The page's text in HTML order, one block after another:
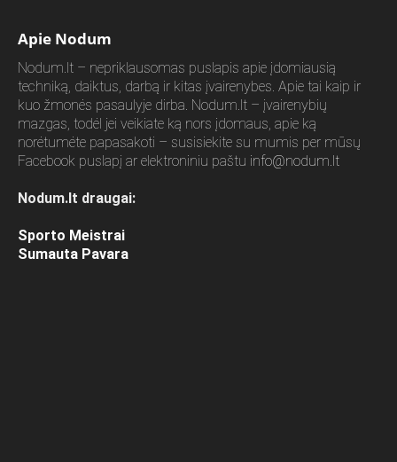
Apie Nodum
Nodum.lt – nepriklausomas puslapis apie įdomiausią
techniką, daiktus, darbą ir kitas įvairenybes. Apie tai kaip ir
kuo žmonės pasaulyje dirba. Nodum.lt – įvairenybių
mazgas, todėl jei veikiate ką nors įdomaus, apie ką
norėtumėte papasakoti – susisiekite su mumis per mūsų
Facebook puslapį ar elektroniniu paštu info@nodum.lt
Nodum.lt draugai:
Sporto Meistrai
Sumauta Pavara